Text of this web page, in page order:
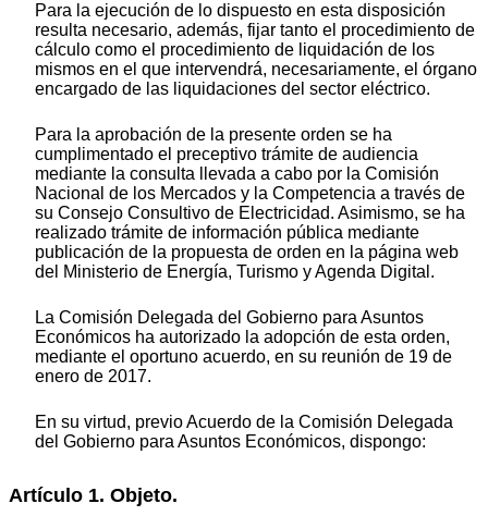
Para la ejecución de lo dispuesto en esta disposición
resulta necesario, además, fijar tanto el procedimiento de
cálculo como el procedimiento de liquidación de los
mismos en el que intervendrá, necesariamente, el órgano
encargado de las liquidaciones del sector eléctrico.
Para la aprobación de la presente orden se ha
cumplimentado el preceptivo trámite de audiencia
mediante la consulta llevada a cabo por la Comisión
Nacional de los Mercados y la Competencia a través de
su Consejo Consultivo de Electricidad. Asimismo, se ha
realizado trámite de información pública mediante
publicación de la propuesta de orden en la página web
del Ministerio de Energía, Turismo y Agenda Digital.
La Comisión Delegada del Gobierno para Asuntos
Económicos ha autorizado la adopción de esta orden,
mediante el oportuno acuerdo, en su reunión de 19 de
enero de 2017.
En su virtud, previo Acuerdo de la Comisión Delegada
del Gobierno para Asuntos Económicos, dispongo:
Artículo 1. Objeto.